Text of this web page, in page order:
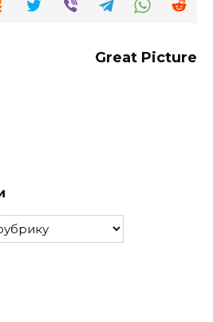
Great Picture